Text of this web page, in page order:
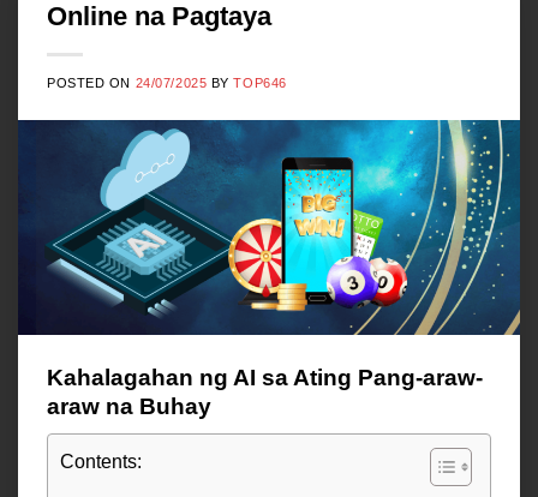
Online na Pagtaya
POSTED ON 24/07/2025 BYTOP646
Kahalagahan ng AI sa Ating Pang-araw-
araw na Buhay
Contents: